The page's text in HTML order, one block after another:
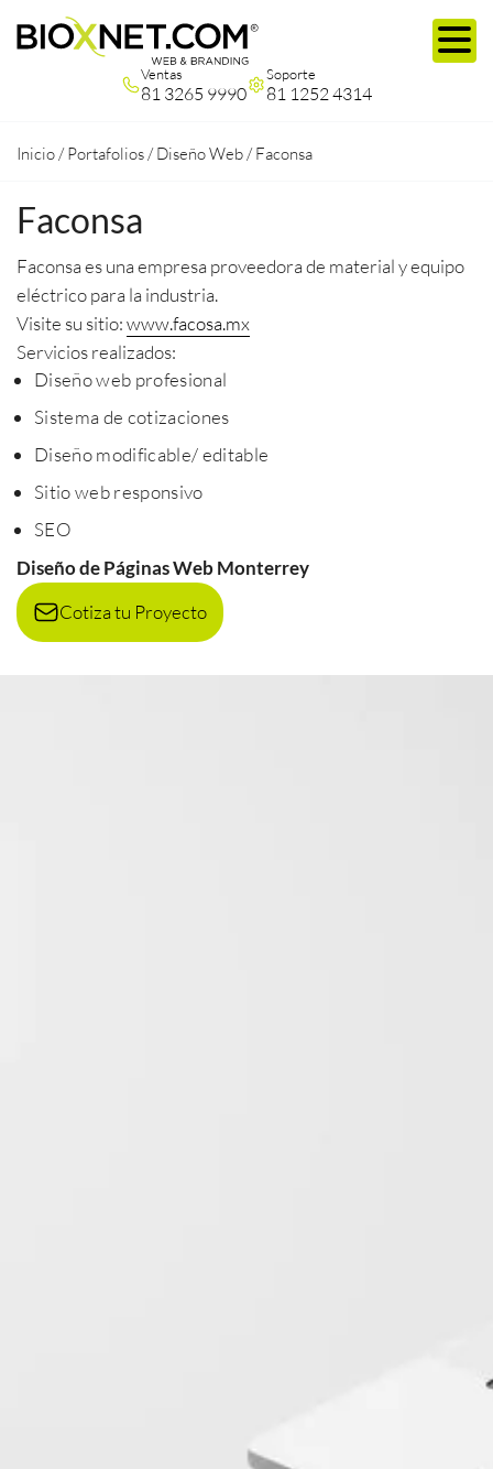
Ventas
81 3265 9990
Soporte
81 1252 4314
Inicio /Portafolios /Diseño Web /Faconsa
Faconsa
Faconsa es una empresa proveedora de material y equipo
eléctrico para la industria.
Visite su sitio:www.facosa.mx
Servicios realizados:
Diseño web profesional
Sistema de cotizaciones
Diseño modificable/ editable
Sitio web responsivo
SEO
Diseño de Páginas Web Monterrey
Cotiza tu Proyecto